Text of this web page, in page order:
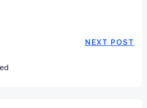
POSTNEXT POST